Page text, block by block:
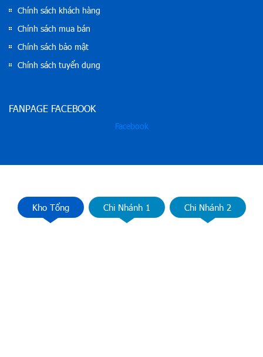
Chính sách khách hàng
Chính sách mua bán
Chính sách bảo mật
Chính sách tuyển dụng
FANPAGE FACEBOOK
Facebook
Kho Tổng Chi Nhánh 1 Chi Nhánh 2